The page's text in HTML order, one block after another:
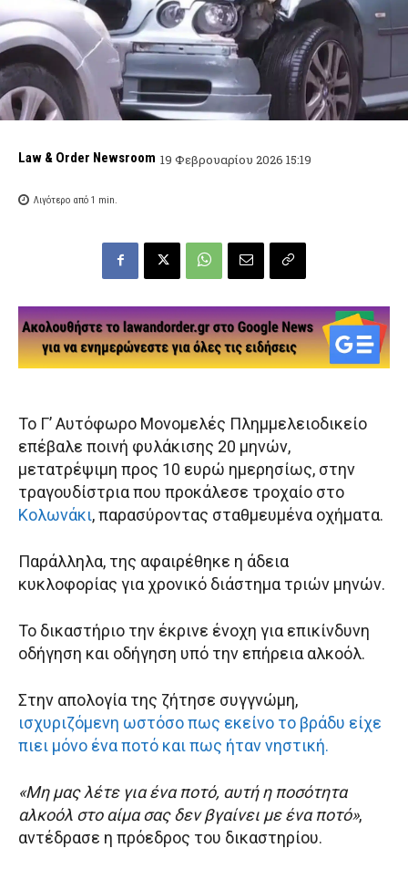
Law & Order Newsroom 19 Φεβρουαρίου 2026 15:19
Λιγότερο από 1 min.
Το Γ’ Αυτόφωρο Μονομελές Πλημμελειοδικείο
επέβαλε ποινή φυλάκισης 20 μηνών,
μετατρέψιμη προς 10 ευρώ ημερησίως, στην
τραγουδίστρια που προκάλεσε τροχαίο στο
Κολωνάκι, παρασύροντας σταθμευμένα οχήματα.
Παράλληλα, της αφαιρέθηκε η άδεια
κυκλοφορίας για χρονικό διάστημα τριών μηνών.
Το δικαστήριο την έκρινε ένοχη για επικίνδυνη
οδήγηση και οδήγηση υπό την επήρεια αλκοόλ.
Στην απολογία της ζήτησε συγγνώμη,
ισχυριζόμενη ωστόσο πως εκείνο το βράδυ είχε
πιει μόνο ένα ποτό και πως ήταν νηστική.
«Μη μας λέτε για ένα ποτό, αυτή η ποσότητα
αλκοόλ στο αίμα σας δεν βγαίνει με ένα ποτό»,
αντέδρασε η πρόεδρος του δικαστηρίου.